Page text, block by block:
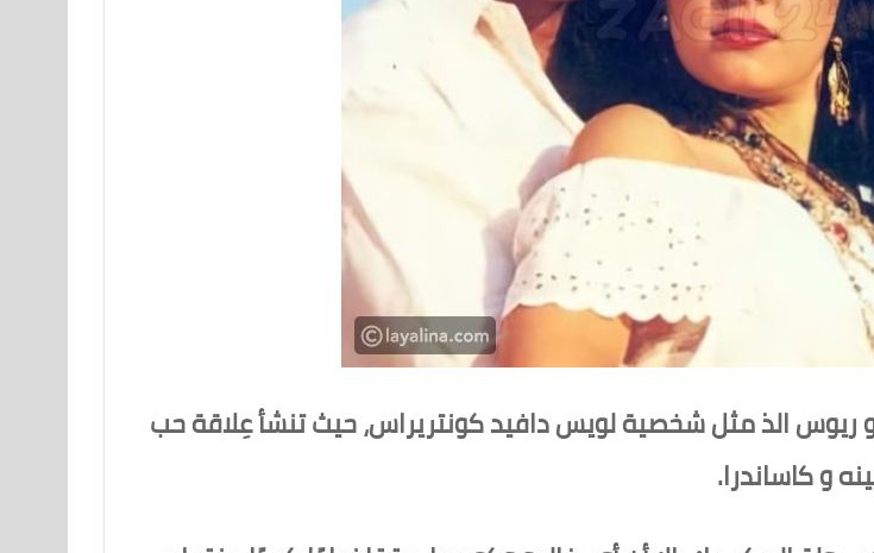
ريوس الذ مثل شخصية لويس دافيد كونتريراس، حيث تنشأ عِلاقة حب
و كاساندرا.